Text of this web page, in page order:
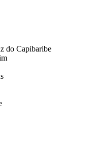
do Capibaribe